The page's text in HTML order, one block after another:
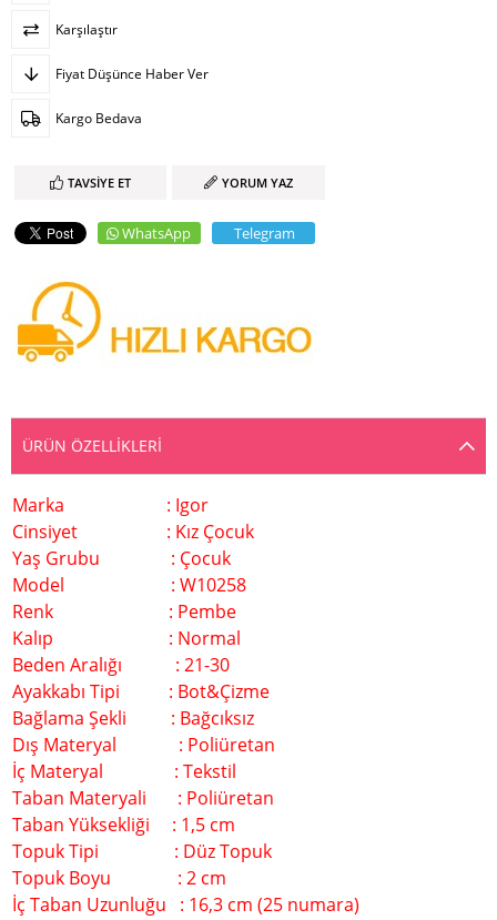
Karşılaştır
Fiyat Düşünce Haber Ver
Kargo Bedava
TAVSIYE ET YORUM YAZ
WhatsApp Telegram
ÜRÜN ÖZELLIKLERI
Marka : Igor
Cinsiyet : Kız Çocuk
Yaş Grubu : Çocuk
Model : W10258
Renk : Pembe
Kalıp : Normal
Beden Aralığı : 21-30
Ayakkabı Tipi : Bot&Çizme
Bağlama Şekli : Bağcıksız
Dış Materyal : Poliüretan
İç Materyal : Tekstil
Taban Materyali : Poliüretan
Taban Yüksekliği : 1,5 cm
Topuk Tipi : Düz Topuk
Topuk Boyu : 2 cm
İç Taban Uzunluğu : 16,3 cm (25 numara)